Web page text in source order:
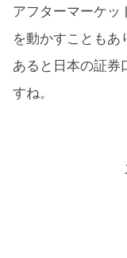
アフターマーケッ
を動かすこともあ
あると日本の証券
すね。